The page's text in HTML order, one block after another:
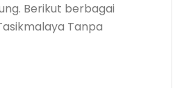
Berikut berbagai
Tanpa